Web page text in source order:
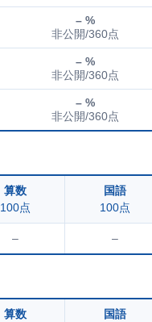
– %
非公開/360点
– %
非公開/360点
– %
非公開/360点
算数
100点
国語
100点
– –
算数
国語